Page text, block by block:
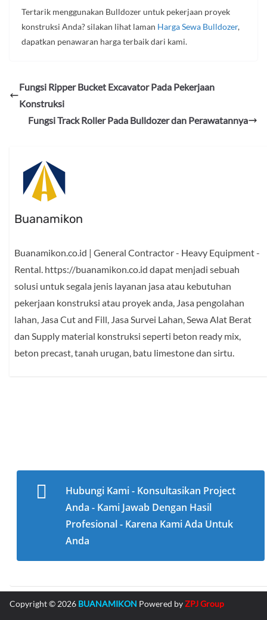
Tertarik menggunakan Bulldozer untuk pekerjaan proyek
konstruksi Anda? silakan lihat laman Harga Sewa Bulldozer,
dapatkan penawaran harga terbaik dari kami.
Fungsi Ripper Bucket Excavator Pada Pekerjaan
Konstruksi
Fungsi Track Roller Pada Bulldozer dan Perawatannya
Buanamikon
Buanamikon.co.id | General Contractor - Heavy Equipment -
Rental. https://buanamikon.co.id dapat menjadi sebuah
solusi untuk segala jenis layanan jasa atau kebutuhan
pekerjaan konstruksi atau proyek anda, Jasa pengolahan
lahan, Jasa Cut and Fill, Jasa Survei Lahan, Sewa Alat Berat
dan Supply material konstruksi seperti beton ready mix,
beton precast, tanah urugan, batu limestone dan sirtu.
Hubungi Kami - Konsultasikan Project
Anda - Kami Jawab Dengan Hasil
Profesional - Karena Kami Ada Untuk
Anda
Copyright © 2026 BUANAMIKON Powered byZPJ Group